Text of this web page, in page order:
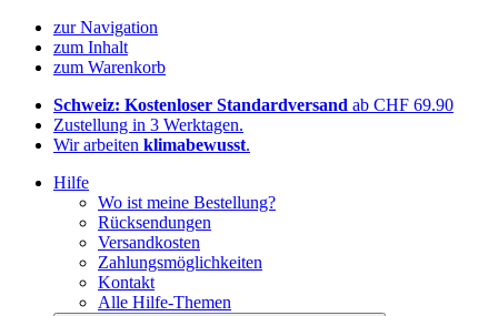
zur Navigation
zum Inhalt
zum Warenkorb
Schweiz: Kostenloser Standardversand ab CHF 69.90
Zustellung in 3 Werktagen.
Wir arbeiten klimabewusst.
Hilfe
Wo ist meine Bestellung?
Rücksendungen
Versandkosten
Zahlungsmöglichkeiten
Kontakt
Alle Hilfe-Themen